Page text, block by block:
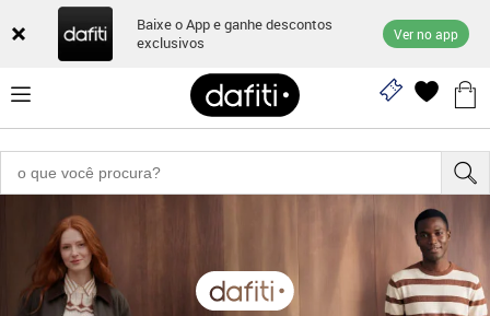
Baixe o App e ganhe descontos
exclusivos
Ver no app